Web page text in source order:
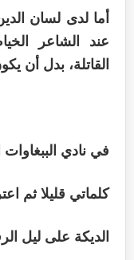
أما لدى لسان
عند الشاعر
القاتلة، بدل أن
في نادي
كلماتي قليلا ثم
الديكة على ليل